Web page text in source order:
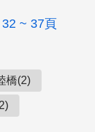
~ 37頁
橋(2)